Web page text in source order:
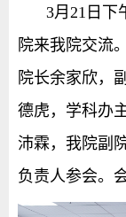
3月 21 日下
院来我院交流
院长余家欣，
德虎，学科办
沛霖， 我院副
负责人参会。